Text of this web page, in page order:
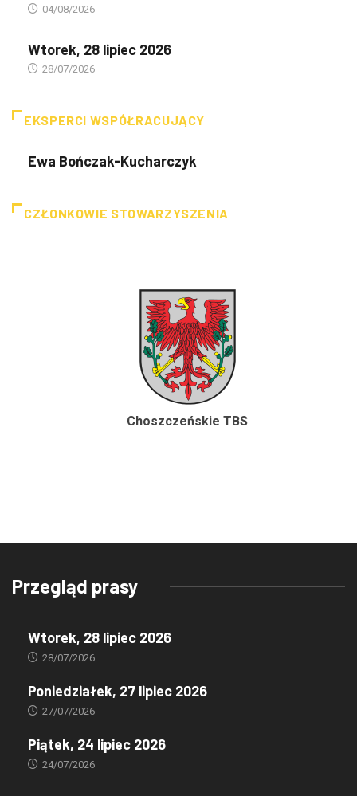
04/08/2026
Wtorek, 28 lipiec 2026
28/07/2026
EKSPERCI WSPÓŁRACUJĄCY
Ewa Bończak-Kucharczyk
CZŁONKOWIE STOWARZYSZENIA
Choszczeńskie TBS
Przegląd prasy
Wtorek, 28 lipiec 2026
28/07/2026
Poniedziałek, 27 lipiec 2026
27/07/2026
Piątek, 24 lipiec 2026
24/07/2026